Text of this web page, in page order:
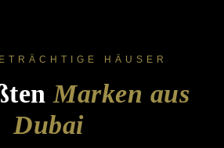
HÄUSER
Marken aus
Dubai